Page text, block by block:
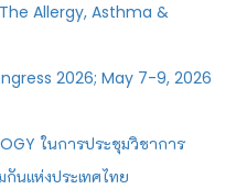
Allergy, Asthma &
2026; May 7-9, 2026
ในการประชุมวิชาการ
นแห่งประเทศไทย